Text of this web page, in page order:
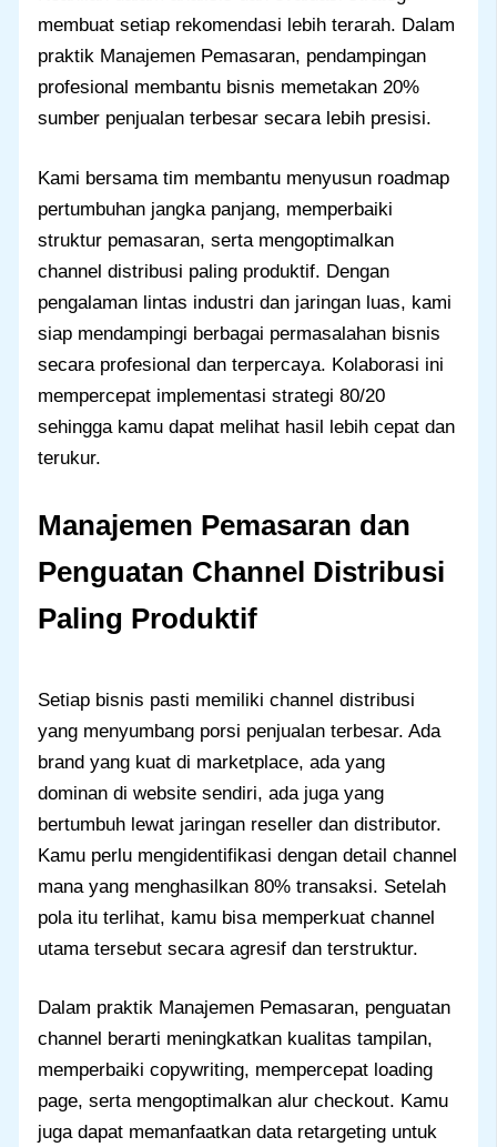
membuat setiap rekomendasi lebih terarah. Dalam
praktik Manajemen Pemasaran, pendampingan
profesional membantu bisnis memetakan 20%
sumber penjualan terbesar secara lebih presisi.
Kami bersama tim membantu menyusun roadmap
pertumbuhan jangka panjang, memperbaiki
struktur pemasaran, serta mengoptimalkan
channel distribusi paling produktif. Dengan
pengalaman lintas industri dan jaringan luas, kami
siap mendampingi berbagai permasalahan bisnis
secara profesional dan terpercaya. Kolaborasi ini
mempercepat implementasi strategi 80/20
sehingga kamu dapat melihat hasil lebih cepat dan
terukur.
Manajemen Pemasaran dan
Penguatan Channel Distribusi
Paling Produktif
Setiap bisnis pasti memiliki channel distribusi
yang menyumbang porsi penjualan terbesar. Ada
brand yang kuat di marketplace, ada yang
dominan di website sendiri, ada juga yang
bertumbuh lewat jaringan reseller dan distributor.
Kamu perlu mengidentifikasi dengan detail channel
mana yang menghasilkan 80% transaksi. Setelah
pola itu terlihat, kamu bisa memperkuat channel
utama tersebut secara agresif dan terstruktur.
Dalam praktik Manajemen Pemasaran, penguatan
channel berarti meningkatkan kualitas tampilan,
memperbaiki copywriting, mempercepat loading
page, serta mengoptimalkan alur checkout. Kamu
juga dapat memanfaatkan data retargeting untuk